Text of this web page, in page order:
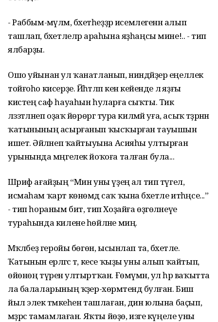
- Раббым-мәүләм, бәхетһеҙҙәр исемлегенән алып
ташлап, бәхетлеләр араһына яҙһаңсы мине!.. - тип
ялбарҙы.
Ошо уйынан ул ҡанатланып, ниндәйҙер еңеллек
тойғоһо кисерҙе. Йәһәтләп кенә кейенде лә яҙғы
кистең саф һауаһын һуларға сыҡты. Тик
ләззәтләнеп оҙаҡ йөрөргә тура килмәй уға, асыҡ тәҙрәнән
ҡатынының асырғанып ҡысҡырған тауышын
ишетә. Әйләнеп ҡайтыуына Асияһы ултырған
урынында мәңгелек йоҡоға талған була...
Шәриф ағайҙың “Мин уны үҙеңә ал тип түгел,
исмаһам ҡарт көнөмдә саҡ ҡына бәхетле итһәңсе...”
- тип һораным бит, тип Хоҙайға өҙгөләнеүе
тураһында килене һөйләне миңә.
Мәҡәләбеҙ геройы бөгөн, ысынлап та, бәхетле.
Ҡатынын ерләгәс тә, кесе ҡыҙы уны алып ҡайтып,
өйөнөң түренә ултыртҡан. Ғөмүмән, ул һәр ваҡытта
ла балаларының ҡәҙер-хөрмәтендә булған. Биш
йыл элек тәмәкеһен ташлаған, дин юлына баҫып,
мәҙрәсә тамамлаған. Яҡты йөҙө, изге күңеле уны